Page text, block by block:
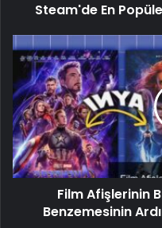
Steam'de En
Film Afişlerinin
Benzemesinin